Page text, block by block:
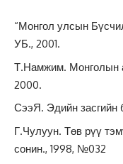
“Монгол улсын
УБ., 2001.
Т.Намжим. Монголын
2000.
СээЯ. Эдийн засгийн
Г.Чулуун. Төв рүү
сонин., 1998, №032